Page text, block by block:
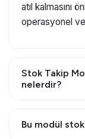
atıl kalmasını
operasyonel
Stok Takip
nelerdir?
Bu modül